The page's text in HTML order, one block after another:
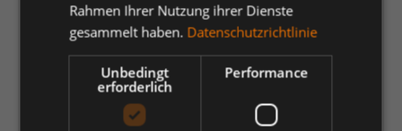
37 38 39 40 41
44 45 47
Rahmen Ihrer Nutzung ihrer Dienste
gesammelt haben. Datenschutzrichtlinie
Unbedingt
erforderlich
Performance